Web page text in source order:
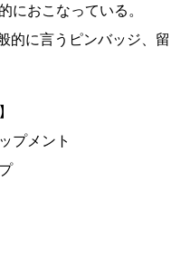
におこなっている。
的に言うピンバッジ、留
プメント